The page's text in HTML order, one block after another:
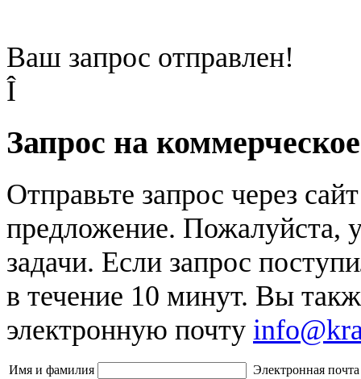
Ваш запрос отправлен!
Î
Запрос на
Отправьте запрос через
предложение. Пожалуйста,
задачи. Если запрос
в течение 10 минут. Вы
электронную почту
Имя и фамилия
Электронная почта